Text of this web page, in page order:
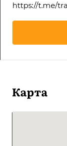
https://t.me/
Карта